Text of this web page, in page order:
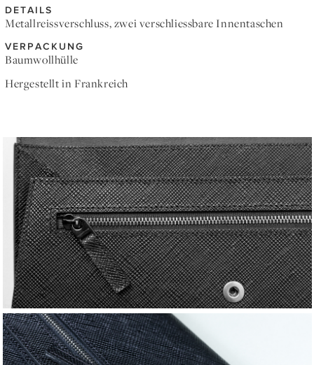
DETAILS
Metallreissverschluss, zwei verschliessbare Innentaschen
VERPACKUNG
Baumwollhülle
Hergestellt in Frankreich